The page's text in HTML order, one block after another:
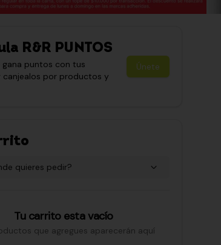
R&R PUNTOS
gana puntos con tus
canjealos por productos y
Únete
quieres pedir?
Tu carrito esta vacío
que agregues aparecerán aquí